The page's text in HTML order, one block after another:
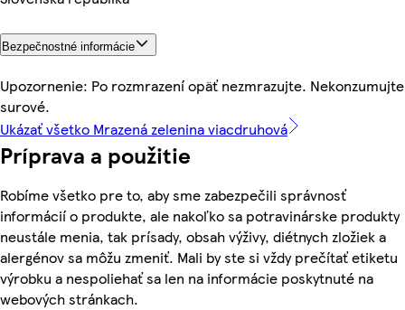
Bezpečnostné informácie
Upozornenie: Po rozmrazení opäť nezmrazujte. Nekonzumujte
surové.
Ukázať všetko Mrazená zelenina viacdruhová
Príprava a použitie
Robíme všetko pre to, aby sme zabezpečili správnosť
informácií o produkte, ale nakoľko sa potravinárske produkty
neustále menia, tak prísady, obsah výživy, diétnych zložiek a
alergénov sa môžu zmeniť. Mali by ste si vždy prečítať etiketu
výrobku a nespoliehať sa len na informácie poskytnuté na
webových stránkach.